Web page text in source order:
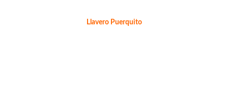
Llavero Puerquito